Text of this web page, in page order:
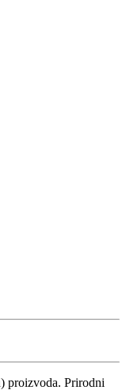
proizvoda. Prirodni